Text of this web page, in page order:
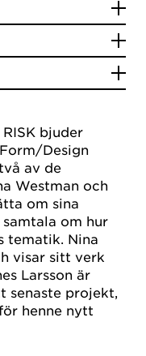
bjuder
Design
av de
Westman och
om sina
om hur
tematik. Nina
visar sitt verk
Larsson är
senaste projekt,
henne nytt